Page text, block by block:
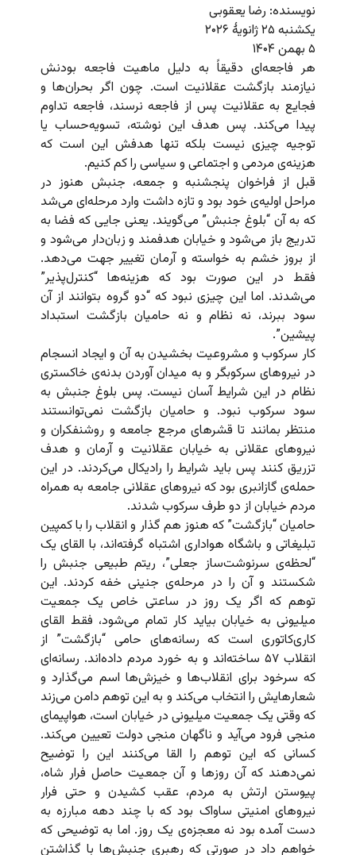
نویسنده: رضا یعقوبی
یکشنبه ۲۵ ژانویهٔ ۲۰۲۶
۵ بهمن ۱۴۰۴
هر فاجعه‌ای دقیقاً به دلیل ماهیت فاجعه بودنش
نیازمند بازگشت عقلانیت است. چون اگر بحران‌ها و
فجایع به عقلانیت پس از فاجعه نرسند، فاجعه تداوم
پیدا می‌کند. پس هدف این نوشته، تسویه‌حساب یا
توجیه چیزی نیست بلکه تنها هدفش این است که
هزینه‌ی مردمی و اجتماعی و سیاسی را کم کنیم.
قبل از فراخوان پنجشنبه و جمعه، جنبش هنوز در
مراحل اولیه‌ی خود بود و تازه داشت وارد مرحله‌ای می‌شد
که به آن “بلوغ جنبش” می‌گویند. یعنی جایی که فضا به
تدریج باز می‌شود و خیابان هدفمند و زبان‌دار می‌شود و
از بروز خشم به خواسته و آرمان تغییر جهت می‌دهد.
فقط در این صورت بود که هزینه‌ها “کنترل‌پذیر”
می‌شدند. اما این چیزی نبود که “دو گروه بتوانند از آن
سود ببرند، نه نظام و نه حامیان بازگشت استبداد
پیشین”.
کار سرکوب و مشروعیت بخشیدن به آن و ایجاد انسجام
در نیروهای سرکوبگر و به میدان آوردن بدنه‌ی خاکستری
نظام در این شرایط آسان نیست. پس بلوغ جنبش به
سود سرکوب نبود. و حامیان بازگشت نمی‌توانستند
منتظر بمانند تا قشرهای مرجع جامعه و روشنفکران و
نیروهای عقلانی به خیابان عقلانیت و آرمان و هدف
تزریق کنند پس باید شرایط را رادیکال می‌کردند. در این
حمله‌ی گازانبری بود که نیروهای عقلانی جامعه به همراه
مردم خیابان از دو طرف سرکوب شدند.
حامیان “بازگشت” که هنوز هم گذار و انقلاب را با کمپین
تبلیغاتی و باشگاه هواداری اشتباه گرفته‌اند، با القای یک
“لحظه‌ی سرنوشت‌ساز جعلی”، ریتم طبیعی جنبش را
شکستند و آن را در مرحله‌ی جنینی خفه کردند. این
توهم که اگر یک روز در ساعتی خاص یک جمعیت
میلیونی به خیابان بیاید کار تمام می‌شود، فقط القای
کاری‌کاتوری است که رسانه‌های حامی “بازگشت” از
انقلاب ۵۷ ساخته‌اند و به خورد مردم داده‌اند. رسانه‌ای
که سرخود برای انقلاب‌ها و خیزش‌ها اسم می‌گذارد و
شعارهایش را انتخاب می‌کند و به این توهم دامن می‌زند
که وقتی یک جمعیت میلیونی در خیابان است، هواپیمای
منجی فرود می‌آید و ناگهان منجی دولت تعیین می‌کند.
کسانی که این توهم را القا می‌کنند این را توضیح
نمی‌دهند که آن روزها و آن جمعیت حاصل فرار شاه،
پیوستن ارتش به مردم، عقب کشیدن و حتی فرار
نیروهای امنیتی ساواک بود که با چند دهه مبارزه به
دست آمده بود نه معجزه‌ی یک روز. اما به توضیحی که
خواهم داد در صورتی که رهبری جنبش‌ها با گذاشتن